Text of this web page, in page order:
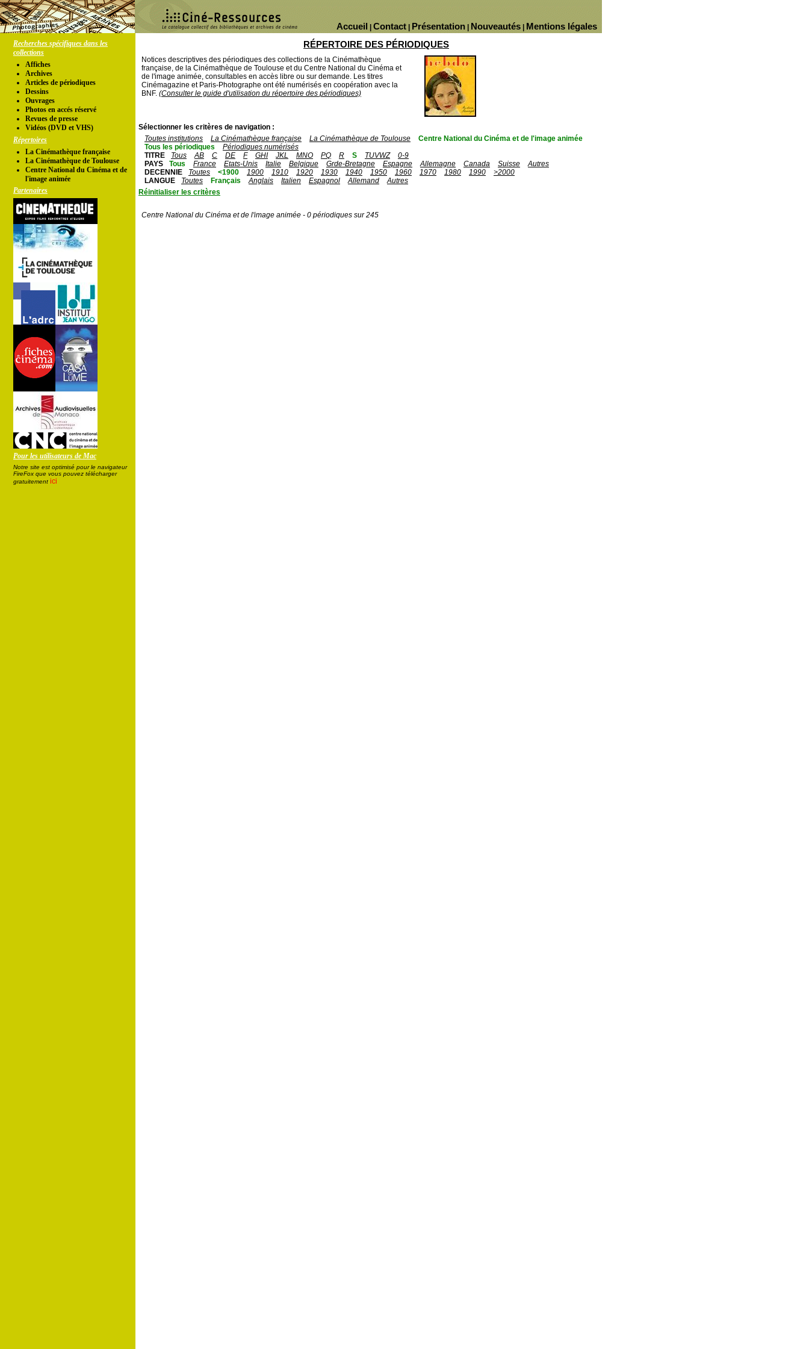
Mentions légales
Nouveautés
Présentation
Contact
Accueil
Recherches spécifiques dans les
collections
Affiches
Archives
Articles de périodiques
Dessins
Ouvrages
Photos en accés réservé
Revues de presse
Vidéos (DVD et VHS)
Répertoires
La Cinémathèque française
La Cinémathèque de Toulouse
Centre National du Cinéma et de
l'image animée
Partenaires
Pour les utilisateurs de Mac
Notre site est optimisé pour le navigateur
FireFox que vous pouvez télécharger
gratuitement ici
RÉPERTOIRE DES PÉRIODIQUES
Notices descriptives des périodiques des collections de la Cinémathèque
française, de la Cinémathèque de Toulouse et du Centre National du Cinéma et
de l'image animée, consultables en accès libre ou sur demande. Les titres
Cinémagazine et Paris-Photographe ont été numérisés en coopération avec la
BNF. (Consulter le guide d'utilisation du répertoire des périodiques)
Sélectionner les critères de navigation :
Toutes institutions
La Cinémathèque française La Cinémathèque de Toulouse
Centre National du Cinéma et de l'image animée
Tous les périodiques
Périodiques numérisés
TITRE
Tous AB C DE F GHI JKL MNO PQ R S TUVWZ
0-9
PAYS
Tous France Etats-Unis Italie Belgique Grde-Bretagne Espagne Allemagne Canada Suisse
Autres
DECENNIE
Toutes <1900 1900 1910 1920 1930 1940 1950 1960 1970 1980 1990
>2000
LANGUE
Toutes Français Anglais Italien Espagnol Allemand
Autres
Réinitialiser les critères
Centre National du Cinéma et de l'image animée - 0 périodiques sur 245